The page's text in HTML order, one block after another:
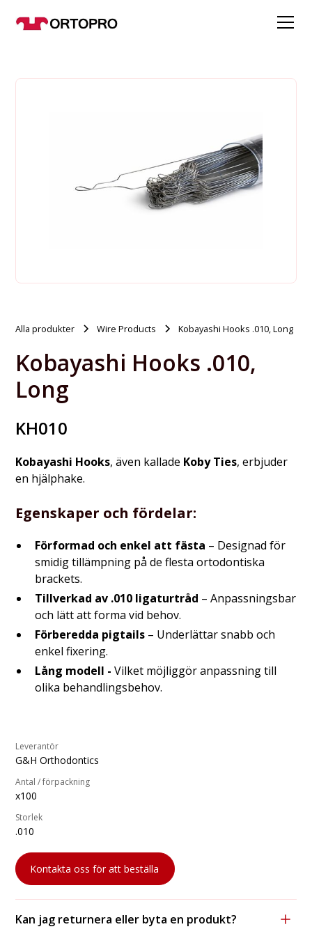
Alla produkter Wire Products Kobayashi Hooks .010, Long
Kobayashi Hooks .010,
Long
KH010
Kobayashi Hooks, även kallade Koby Ties, erbjuder
en hjälphake.
Egenskaper och fördelar:
Förformad och enkel att fästa – Designad för
smidig tillämpning på de flesta ortodontiska
brackets.
Tillverkad av .010 ligaturtråd – Anpassningsbar
och lätt att forma vid behov.
Förberedda pigtails – Underlättar snabb och
enkel fixering.
Lång modell -Vilket möjliggör anpassning till
olika behandlingsbehov.
Leverantör
G&H Orthodontics
Antal / förpackning
x100
Storlek
.010
Kontakta oss för att beställa
Kan jag returnera eller byta en produkt?